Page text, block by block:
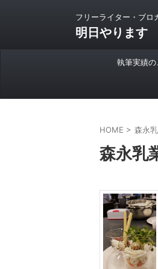
フリーライター・ブ
明日やります
執筆実績
HOME > 森永
森永乳